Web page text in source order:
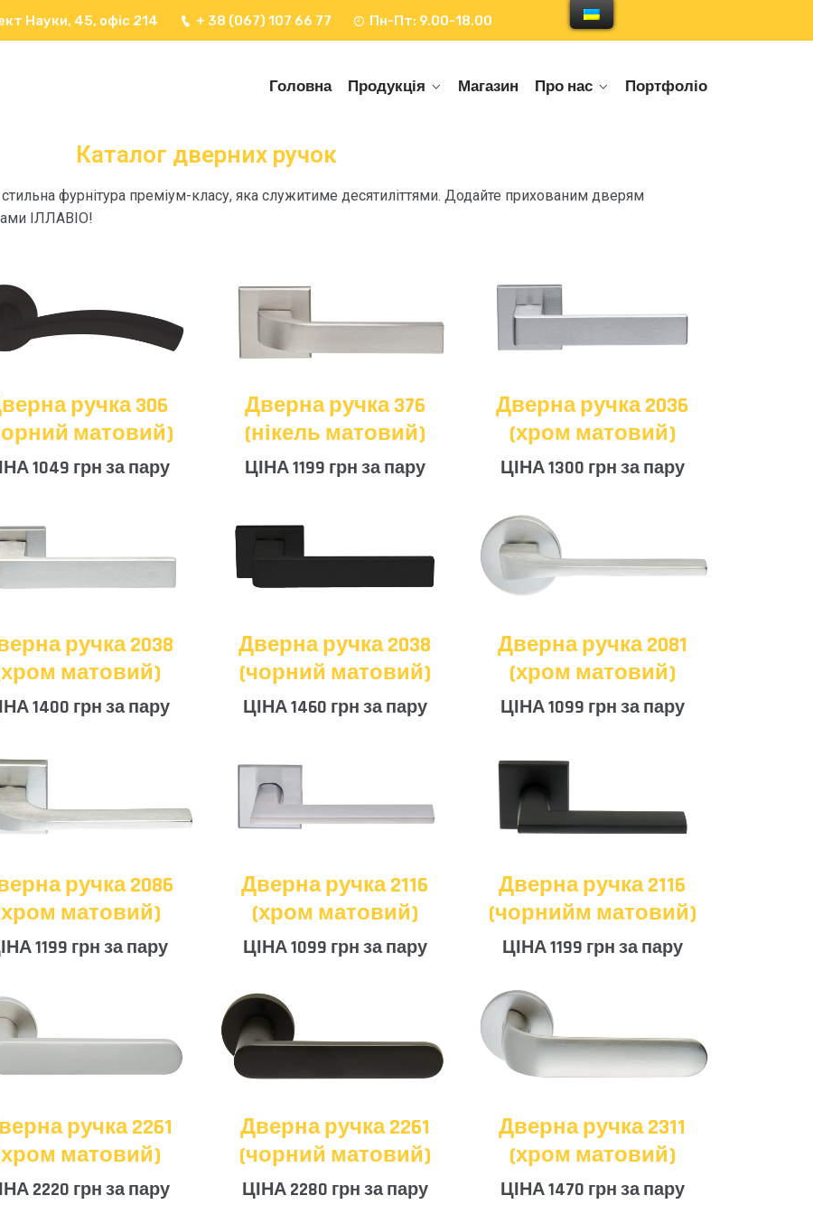
Науки, 45, офіс 214 + 38 (067) 107 66 77 Пн-Пт: 9.00-18.00
Головна Продукція Магазин Про нас Портфоліо
Каталог дверних ручок
стильна фурнітура преміум-класу, яка служитиме десятиліттями. Додайте прихованим дверям
ІЛЛАВІО!
ручка 306
матовий)
1049 грн за пару
Дверна ручка 376
(нікель матовий)
ЦІНА 1199 грн за пару
Дверна ручка 2036
(хром матовий)
ЦІНА 1300 грн за пару
ручка 2038
матовий)
1400 грн за пару
Дверна ручка 2038
(чорний матовий)
ЦІНА 1460 грн за пару
Дверна ручка 2081
(хром матовий)
ЦІНА 1099 грн за пару
ручка 2086
матовий)
1199 грн за пару
Дверна ручка 2116
(хром матовий)
ЦІНА 1099 грн за пару
Дверна ручка 2116
(чорнийм матовий)
ЦІНА 1199 грн за пару
ручка 2261
матовий)
2220 грн за пару
Дверна ручка 2261
(чорний матовий)
ЦІНА 2280 грн за пару
Дверна ручка 2311
(хром матовий)
ЦІНА 1470 грн за пару